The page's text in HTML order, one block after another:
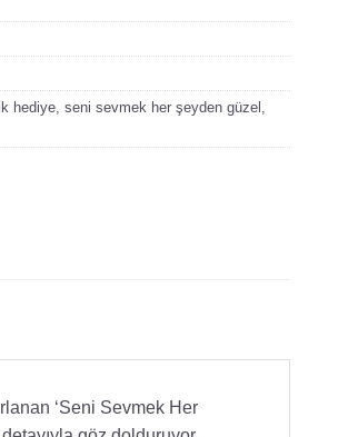
hediye ,seni sevmek her şeyden güzel
‘Seni Sevmek Her